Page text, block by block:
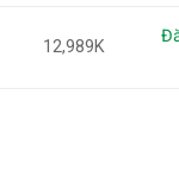
12,989K